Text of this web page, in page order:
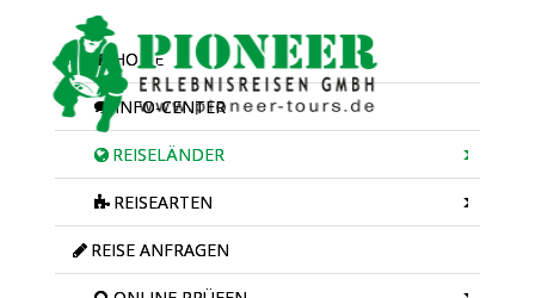
HOME
INFO-CENTER
REISELÄNDER
REISEARTEN
REISE ANFRAGEN